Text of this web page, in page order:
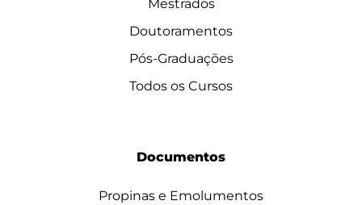
Mestrados
Doutoramentos
Pós-Graduações
Todos os Cursos
Documentos
Propinas e Emolumentos